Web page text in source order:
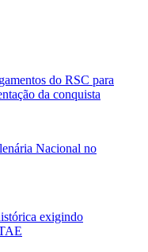
do RSC para
da conquista
Nacional no
exigindo